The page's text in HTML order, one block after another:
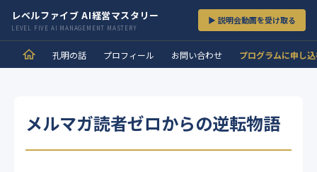
レベルファイブ AI経営マスタリー
LEVEL FIVE AI MANAGEMENT MASTERY
▶ 説明会動画を受け取る
孔明の話 プロフィール お問い合わせ プログラムに申し
メルマガ読者ゼロからの逆転物語